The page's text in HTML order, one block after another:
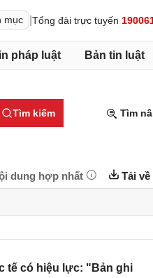
mục Tổng đài trực tuyến
pháp luật Bản tin luật
Tìm kiếm Tìm
dung hợp nhất Tải về
tế có hiệu lực: "Bản ghi